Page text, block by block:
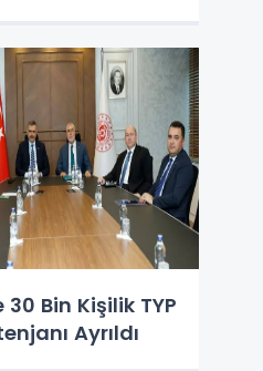
30 Bin Kişilik TYP
Ayrıldı